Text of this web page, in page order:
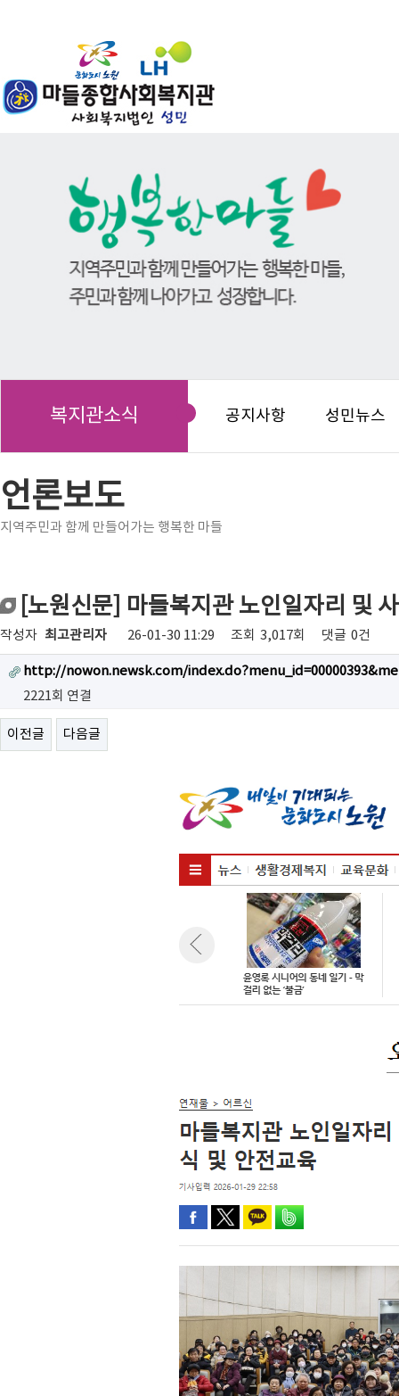
복지관소식 공지사항 성민뉴스
언론보도
지역주민과 함께 만들어가는 행복한 마들
[노원신문] 마들복지관 노인일자리 및
작성자 최고관리자 26-01-30 11:29 조회 3,017회 댓글 0건
http://nowon.newsk.com/
2221회 연결
이전글 다음글